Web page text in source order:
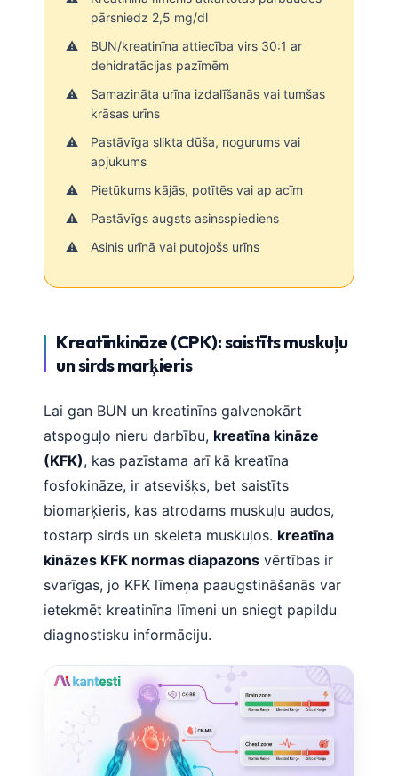
pārsniedz 2,5 mg/dl
BUN/kreatinīna attiecība virs 30:1 ar
dehidratācijas pazīmēm
Samazināta urīna izdalīšanās vai tumšas
krāsas urīns
Pastāvīga slikta dūša, nogurums vai
apjukums
Pietūkums kājās, potītēs vai ap acīm
Pastāvīgs augsts asinsspiediens
Asinis urīnā vai putojošs urīns
Kreatīnkināze (CPK): saistīts muskuļu
un sirds marķieris
Lai gan BUN un kreatinīns galvenokārt
atspoguļo nieru darbību, kreatīna kināze
(KFK), kas pazīstama arī kā kreatīna
fosfokināze, ir atsevišķs, bet saistīts
biomarķieris, kas atrodams muskuļu audos,
tostarp sirds un skeleta muskuļos. kreatīna
kināzes KFK normas diapazons vērtības ir
svarīgas, jo KFK līmeņa paaugstināšanās var
ietekmēt kreatinīna līmeni un sniegt papildu
diagnostisku informāciju.
Norsk bokmål